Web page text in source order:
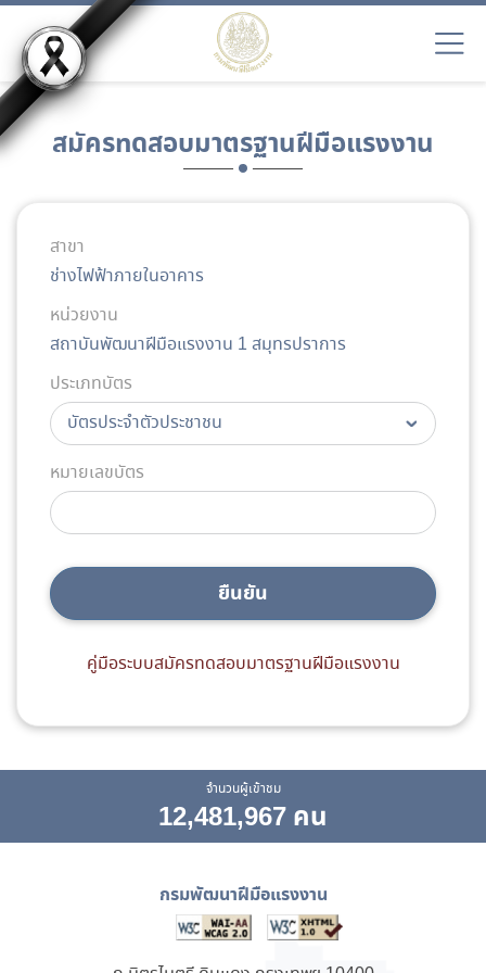
สมัครทดสอบมาตรฐานฝีมือแรงงาน
สาขา
ช่างไฟฟ้าภายในอาคาร
หน่วยงาน
สถาบันพัฒนาฝีมือแรงงาน 1 สมุทรปราการ
ประเภทบัตร
หมายเลขบัตร
ยืนยัน
คู่มือระบบสมัครทดสอบมาตรฐานฝีมือแรงงาน
จำนวนผู้เข้าชม
12,481,967 คน
กรมพัฒนาฝีมือแรงงาน